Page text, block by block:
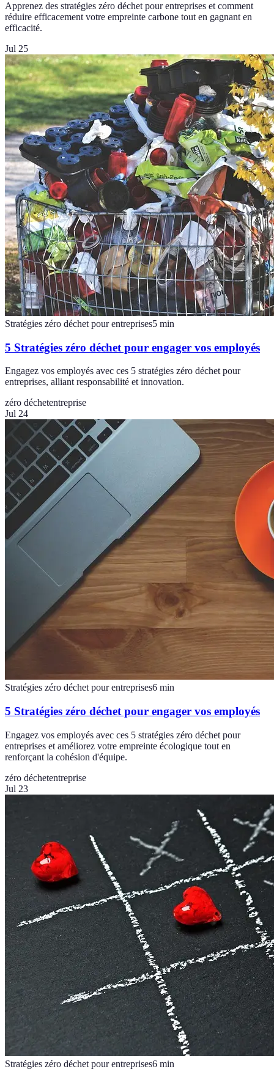
Apprenez des stratégies zéro déchet pour entreprises et comment
réduire efficacement votre empreinte carbone tout en gagnant en
efficacité.
Jul 25
Stratégies zéro déchet pour entreprises5 min
5 Stratégies zéro déchet pour engager vos employés
Engagez vos employés avec ces 5 stratégies zéro déchet pour
entreprises, alliant responsabilité et innovation.
zéro déchetentreprise
Jul 24
Stratégies zéro déchet pour entreprises6 min
5 Stratégies zéro déchet pour engager vos employés
Engagez vos employés avec ces 5 stratégies zéro déchet pour
entreprises et améliorez votre empreinte écologique tout en
renforçant la cohésion d'équipe.
zéro déchetentreprise
Jul 23
Stratégies zéro déchet pour entreprises6 min